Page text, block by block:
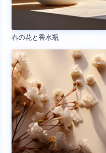
春の花と香水瓶